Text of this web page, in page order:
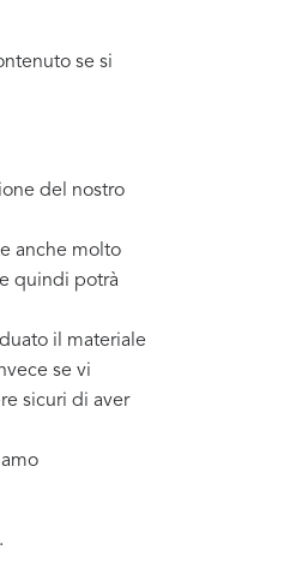
se si
del nostro
anche molto
quindi potrà
il materiale
se vi
sicuri di aver
.